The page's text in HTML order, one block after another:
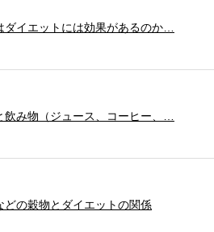
ダイエットには効果があるのか…
飲み物（ジュース、コーヒー、…
どの穀物とダイエットの関係